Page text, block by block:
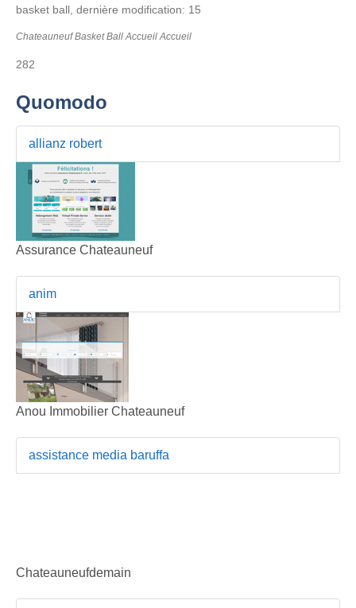
basket ball, dernière modification: 15
Chateauneuf Basket Ball Accueil Accueil
282
Quomodo
allianz robert
Assurance Chateauneuf
anim
Anou Immobilier Chateauneuf
assistance media baruffa
Chateauneufdemain